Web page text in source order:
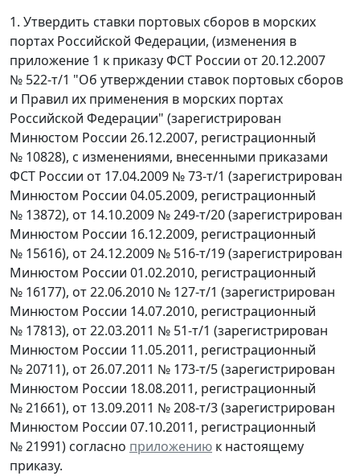
1. Утвердить ставки портовых сборов в морских
портах Российской Федерации, (изменения в
приложение 1 к приказу ФСТ России от 20.12.2007
№ 522-т/1 "Об утверждении ставок портовых сборов
и Правил их применения в морских портах
Российской Федерации" (зарегистрирован
Минюстом России 26.12.2007, регистрационный
№ 10828), с изменениями, внесенными приказами
ФСТ России от 17.04.2009 № 73-т/1 (зарегистрирован
Минюстом России 04.05.2009, регистрационный
№ 13872), от 14.10.2009 № 249-т/20 (зарегистрирован
Минюстом России 16.12.2009, регистрационный
№ 15616), от 24.12.2009 № 516-т/19 (зарегистрирован
Минюстом России 01.02.2010, регистрационный
№ 16177), от 22.06.2010 № 127-т/1 (зарегистрирован
Минюстом России 14.07.2010, регистрационный
№ 17813), от 22.03.2011 № 51-т/1 (зарегистрирован
Минюстом России 11.05.2011, регистрационный
№ 20711), от 26.07.2011 № 173-т/5 (зарегистрирован
Минюстом России 18.08.2011, регистрационный
№ 21661), от 13.09.2011 № 208-т/3 (зарегистрирован
Минюстом России 07.10.2011, регистрационный
№ 21991) согласно приложению к настоящему
приказу.